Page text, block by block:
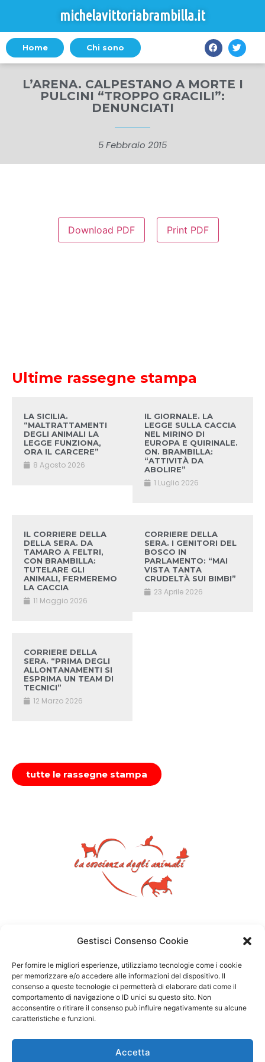
Gestisci Consenso Cookie
Per fornire le migliori esperienze, utilizziamo tecnologie come i cookie
per memorizzare e/o accedere alle informazioni del dispositivo. Il
consenso a queste tecnologie ci permetterà di elaborare dati come il
comportamento di navigazione o ID unici su questo sito. Non
acconsentire o ritirare il consenso può influire negativamente su alcune
caratteristiche e funzioni.
Accetta
michelavittoriabrambilla.it
Home Chi sono
L’ARENA. CALPESTANO A MORTE I
PULCINI “TROPPO GRACILI”:
DENUNCIATI
5 Febbraio 2015
Download PDF Print PDF
Ultime rassegne stampa
LA SICILIA.
“MALTRATTAMENTI
DEGLI ANIMALI LA
LEGGE FUNZIONA,
ORA IL CARCERE”
8 Agosto 2026
IL GIORNALE. LA
LEGGE SULLA CACCIA
NEL MIRINO DI
EUROPA E QUIRINALE.
ON. BRAMBILLA:
“ATTIVITÀ DA
ABOLIRE”
1 Luglio 2026
IL CORRIERE DELLA
DELLA SERA. DA
TAMARO A FELTRI,
CON BRAMBILLA:
TUTELARE GLI
ANIMALI, FERMEREMO
LA CACCIA
11 Maggio 2026
CORRIERE DELLA
SERA. I GENITORI DEL
BOSCO IN
PARLAMENTO: “MAI
VISTA TANTA
CRUDELTÀ SUI BIMBI”
23 Aprile 2026
CORRIERE DELLA
SERA. “PRIMA DEGLI
ALLONTANAMENTI SI
ESPRIMA UN TEAM DI
TECNICI”
12 Marzo 2026
tutte le rassegne stampa